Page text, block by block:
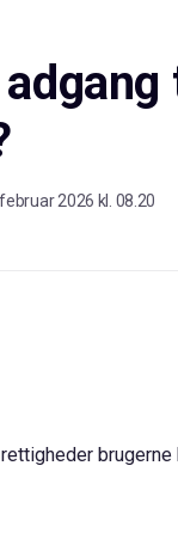
2026 kl. 08.20
brugerne